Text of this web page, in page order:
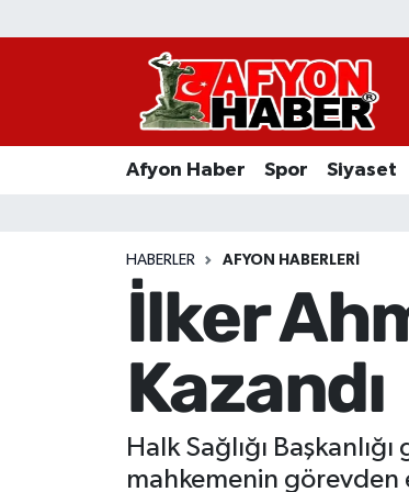
Afyon Haber Spor Siyaset
HABERLER AFYON HABERLERI
İlker
Kazandı
Halk Sağlığı
mahkemenin görevden
Afyon Haber
Asayiş Yaşam
Ekonomi